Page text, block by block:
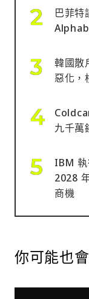
巴菲特
韓國散
惡化，
九千萬
IBM
2028
商機
你可能也